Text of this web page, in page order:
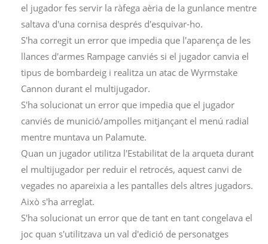
el jugador fes servir la ràfega aèria de la gunlance mentre
saltava d'una cornisa després d'esquivar-ho.
S'ha corregit un error que impedia que l'aparença de les
llances d'armes Rampage canviés si el jugador canvia el
tipus de bombardeig i realitza un atac de Wyrmstake
Cannon durant el multijugador.
S'ha solucionat un error que impedia que el jugador
canviés de munició/ampolles mitjançant el menú radial
mentre muntava un Palamute.
Quan un jugador utilitza l'Estabilitat de la arqueta durant
el multijugador per reduir el retrocés, aquest canvi de
vegades no apareixia a les pantalles dels altres jugadors.
Això s'ha arreglat.
S'ha solucionat un error que de tant en tant congelava el
joc quan s'utilitzava un val d'edició de personatges